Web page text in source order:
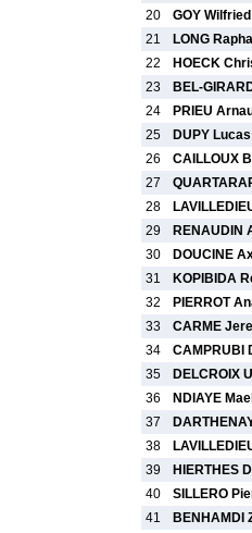
20
GOY Wilfried
21
LONG
22
HOECK
23
BEL-
24
PRIEU
25
DUPY Lucas
26
CAILLOUX
27
28
29
RENAUDIN
30
DOUCINE
31
KOPIBIDA
32
PIERROT
33
CARME
34
CAMPRUBI
35
DELCROIX
36
NDIAYE Mael
37
38
39
HIERTHES
40
SILLERO
41
BENHAMDI